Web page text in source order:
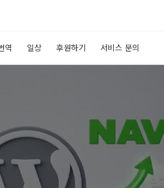
역 일상 후원하기 서비스 문의